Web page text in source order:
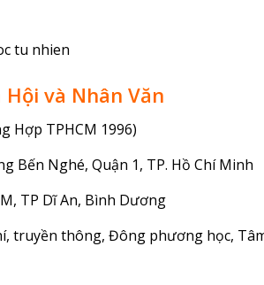
tu nhien
và Nhân Văn
Hợp TPHCM 1996)
Bến Nghé, Quận 1, TP. Hồ Chí Minh
TP Dĩ An, Bình Dương
truyền thông, Đông phương học,